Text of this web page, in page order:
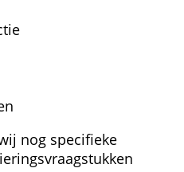
nog specifieke